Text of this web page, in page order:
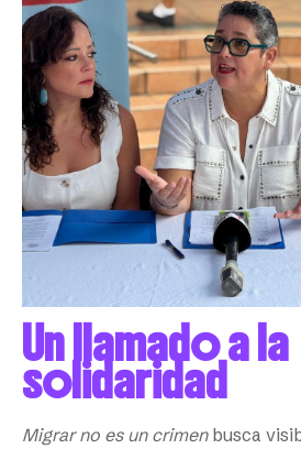
Un llamado a la
solidaridad
Migrar no es un crimenbusca